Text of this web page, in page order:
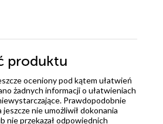
produktu
oceniony pod kątem ułatwień
żadnych informacji o ułatwieniach
Prawdopodobnie
nie umożliwił dokonania
nie przekazał odpowiednich